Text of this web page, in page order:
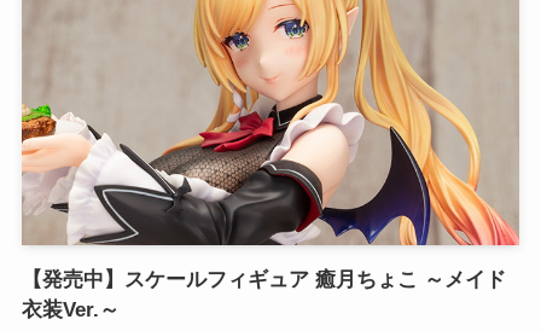
【発売中】スケールフィギュア 癒月ちょこ ～メイド
衣装Ver.～